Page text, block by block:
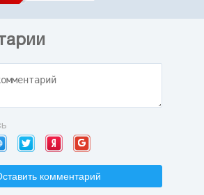
комментарий